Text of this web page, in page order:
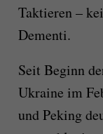
Taktieren –
Dementi.
Seit Beginn
Ukraine im
und Peking